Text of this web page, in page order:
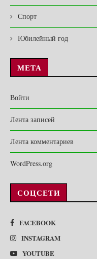
Спорт
Юбилейный год
МЕТА
Войти
Лента записей
Лента комментариев
WordPress.org
СОЦСЕТИ
FACEBOOK
INSTAGRAM
YOUTUBE